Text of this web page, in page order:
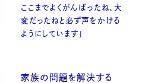
ここまでよくがんばったね、大
変だったねと必ず声をかける
ようにしています」
家族の問題を解決する